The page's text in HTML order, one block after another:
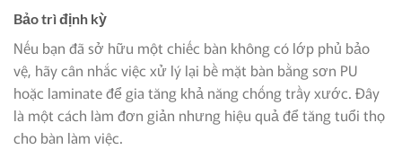
Bảo trì định kỳ
Nếu bạn đã sở hữu một chiếc bàn không có lớp phủ bảo
vệ, hãy cân nhắc việc xử lý lại bề mặt bàn bằng sơn PU
hoặc laminate để gia tăng khả năng chống trầy xước. Đây
là một cách làm đơn giản nhưng hiệu quả để tăng tuổi thọ
cho bàn làm việc.